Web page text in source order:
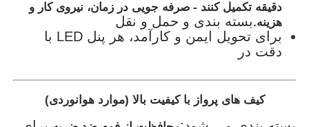
دقیقه تکمیل کنند - صرفه جویی در زمان، نیروی کار و
هزینه.بسته بندی و حمل و نقل
برای تحویل ایمن و کارآمد، هر پنل LED با
دقت در
کیف های پرواز با کیفیت بالا (موارد هوانوردی)